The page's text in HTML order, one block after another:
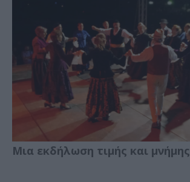
Μια εκδήλωση τιμής και μνήμης